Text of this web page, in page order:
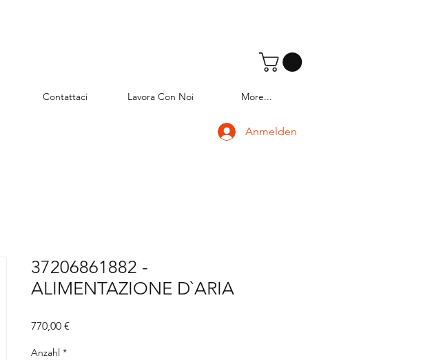
Contattaci Lavora Con Noi More...
Anmelden
37206861882 -
ALIMENTAZIONE D`ARIA
770,00 €
Anzahl *